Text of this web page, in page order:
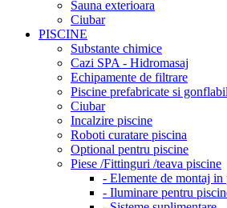
Sauna exterioara
Ciubar
PISCINE
Substante chimice
Cazi SPA - Hidromasaj
Echipamente de filtrare
Piscine prefabricate si
Ciubar
Incalzire piscine
Roboti curatare piscina
Optional pentru piscine
Piese /Fittinguri /teava piscine
- Elemente de montaj in
- Iluminare pentru